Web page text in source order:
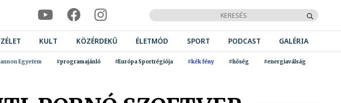
KULT KÖZÉRDEKŰ ÉLETMÓD SPORT PODCAST GALÉRIA
Egyetem #programajánló #Európa Sportrégiója #kék fény #hőség #energiaválság